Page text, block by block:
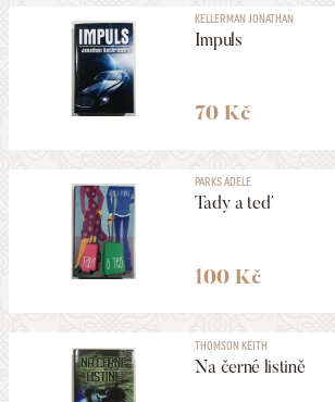
KELLERMAN JONATHAN
Impuls
70 Kč
PARKS ADELE
Tady a teď
100 Kč
THOMSON KEITH
Na černé listině